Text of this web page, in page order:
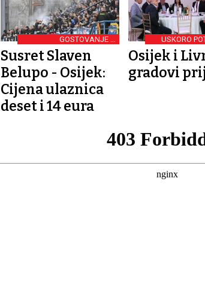
GOSTOVANJE U
KOPRIVNICI
Susret Slaven
Belupo - Osijek:
Cijena ulaznica
deset i 14 eura
USKORO
Osijek i
gradovi